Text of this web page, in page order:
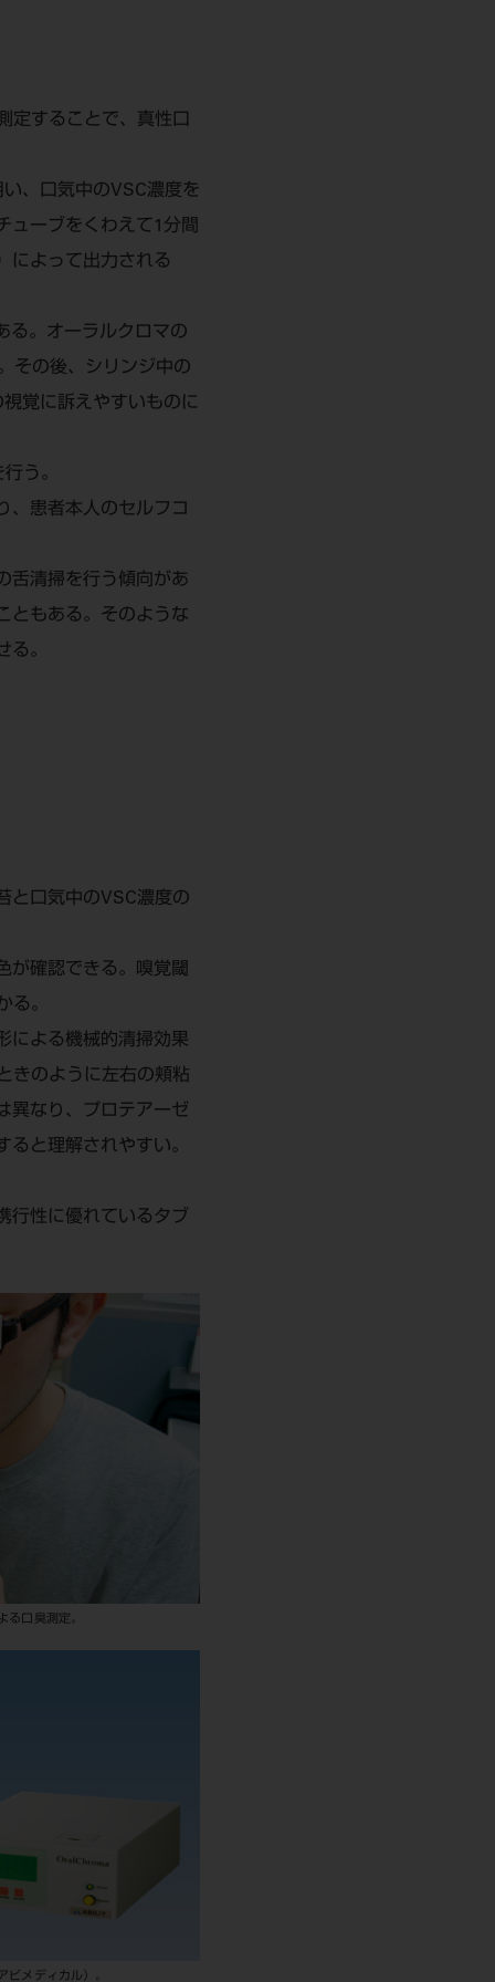
定することで、真性口
い、口気中のVSC濃度を
ューブをくわえて1分間
によって出力される
る。オーラルクロマの
その後、シリンジ中の
覚に訴えやすいものに
う。
、患者本人のセルフコ
舌清掃を行う傾向があ
ともある。そのような
る。
と口気中のVSC濃度の
が確認できる。嗅覚閾
る。
による機械的清掃効果
きのように左右の頬粘
異なり、プロテアーゼ
と理解されやすい。
行性に優れているタブ
る口臭測定。
ビメディカル）。